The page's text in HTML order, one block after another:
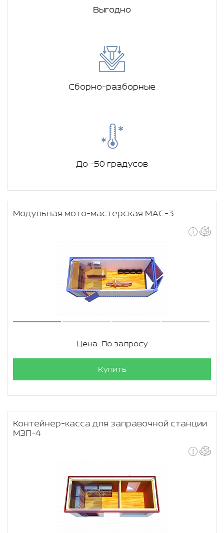
Выгодно
Сборно-разборные
До -50 градусов
Модульная мото-мастерская МАС-3
Цена: По запросу
Купить
Контейнер-касса для заправочной станции
МЗП-4